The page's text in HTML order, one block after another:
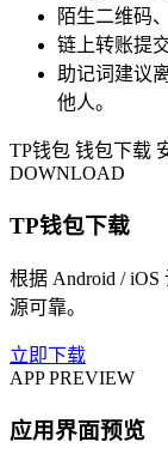
陌生二维码
链上转账提
助记词建议
他人。
TP钱包 钱包下载
DOWNLOAD
TP钱包下载
根据 Android /
源可靠。
立即下载
APP PREVIEW
应用界面预览